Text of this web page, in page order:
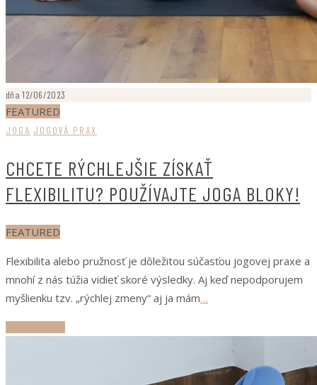
dňa 12/06/2023
FEATURED
JOGA JOGOVÁ PRAX
CHCETE RÝCHLEJŠIE ZÍSKAŤ
FLEXIBILITU? POUŽÍVAJTE JOGA BLOKY!
FEATURED
Flexibilita alebo pružnosť je dôležitou súčasťou jogovej praxe a
mnohí z nás túžia vidieť skoré výsledky. Aj keď nepodporujem
myšlienku tzv. „rýchlej zmeny“ aj ja mám…